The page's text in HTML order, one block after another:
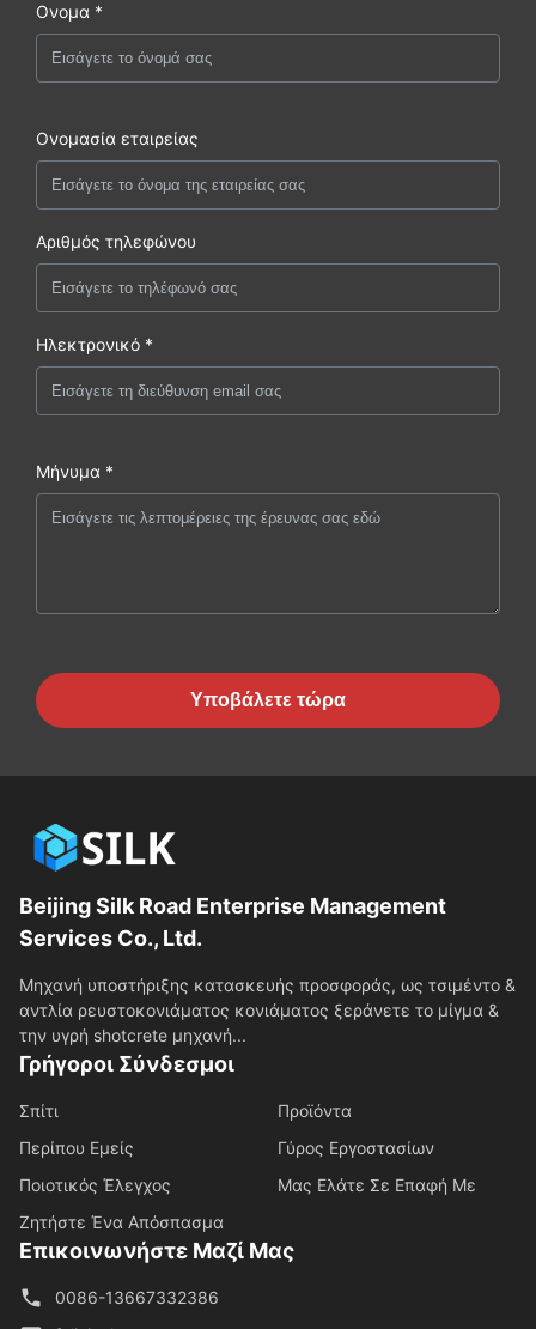
Ονομα *
Ονομασία εταιρείας
Αριθμός τηλεφώνου
Ηλεκτρονικό *
Μήνυμα *
Υποβάλετε τώρα
Beijing Silk Road Enterprise Management
Services Co., Ltd.
Μηχανή υποστήριξης κατασκευής προσφοράς, ως τσιμέντο &
αντλία ρευστοκονιάματος κονιάματος ξεράνετε το μίγμα &
την υγρή shotcrete μηχανή...
Γρήγοροι Σύνδεσμοι
Σπίτι
Προϊόντα
Περίπου Εμείς
Γύρος Εργοστασίων
Ποιοτικός Έλεγχος
Μας Ελάτε Σε Επαφή Με
Ζητήστε Ένα Απόσπασμα
Επικοινωνήστε Μαζί Μας
0086-13667332386